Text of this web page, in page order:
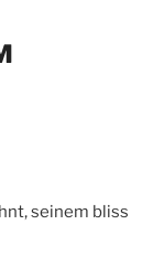
seinem bliss